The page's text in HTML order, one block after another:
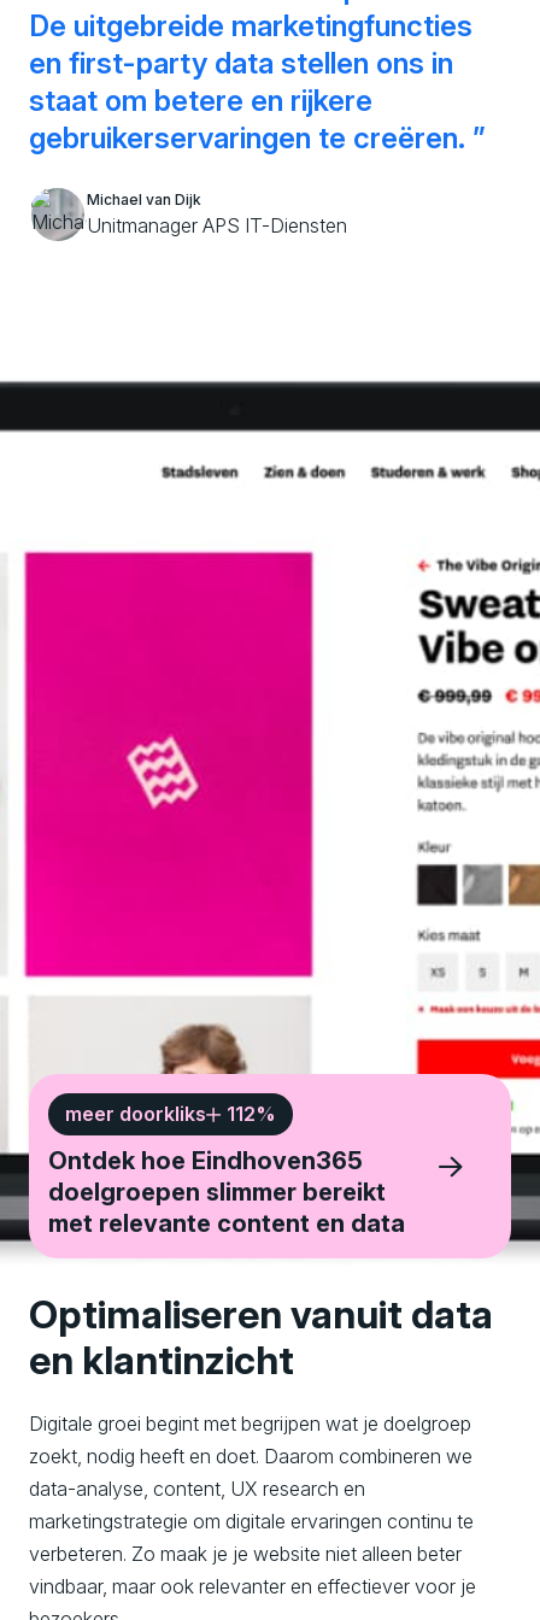
De uitgebreide marketingfuncties
en first-party data stellen ons in
staat om betere en rijkere
gebruikerservaringen te creëren.
Michael van Dijk
Unitmanager APS IT-Diensten
meer doorkliks 112%
Ontdek hoe Eindhoven365
doelgroepen slimmer bereikt
met relevante content en data
Optimaliseren vanuit data
en klantinzicht
Digitale groei begint met begrijpen wat je doelgroep
zoekt, nodig heeft en doet. Daarom combineren we
data-analyse, content, UX research en
marketingstrategie om digitale ervaringen continu te
verbeteren. Zo maak je je website niet alleen beter
vindbaar, maar ook relevanter en effectiever voor je